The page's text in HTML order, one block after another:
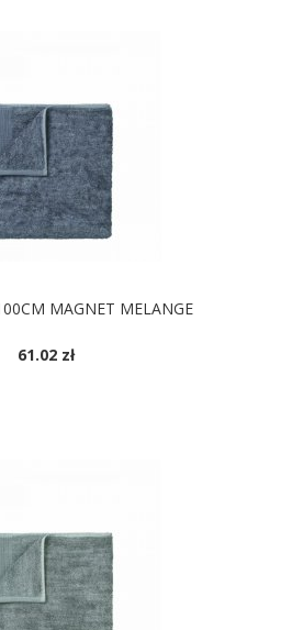
MAGNET MELANGE
61.02 zł